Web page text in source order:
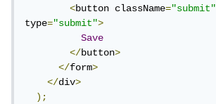
<button className="submit"
type="submit">
Save
</button>
</form>
</div>
);